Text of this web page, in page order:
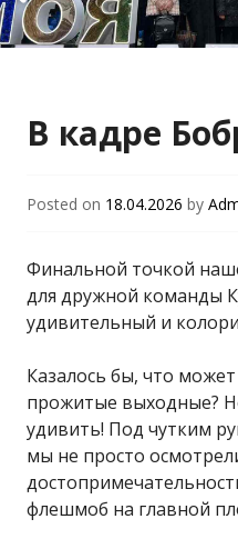
Янки
В кадре
Posted on 18.04.2026 by
Финальной точкой
для дружной команды
удивительный и
Казалось бы, что
прожитые выходные?
удивить! Под чутким
мы не просто
флешмоб на главной